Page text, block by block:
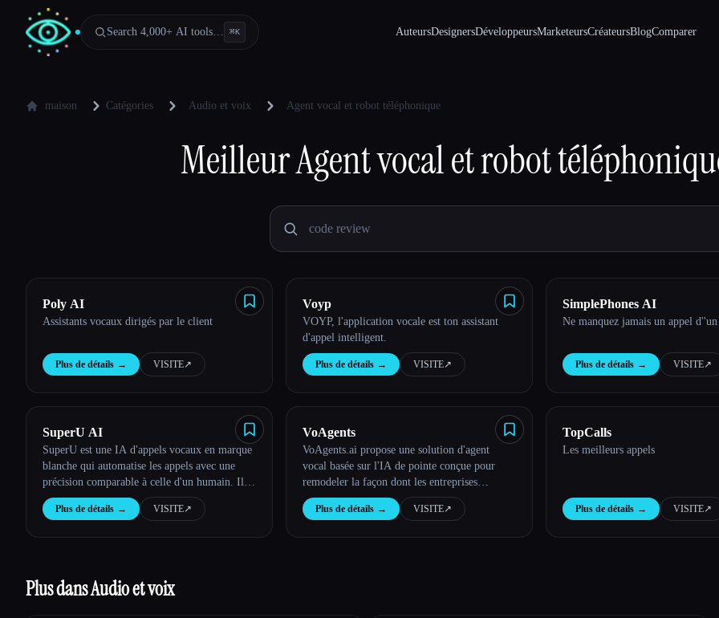
Search 4,000+ AI tools… ⌘K AuteursDesignersDéveloppeursMarketeursCréateursBlogComparer
maison Catégories Audio et voix Agent vocal et robot téléphonique
MeilleurAgent vocal et robot
Poly AI
Assistants vocaux dirigés par le client
Plus de détails → VISITE↗︎
Voyp
VOYP, l'application vocale est ton assistant
d'appel intelligent.
Plus de détails → VISITE↗︎
SimplePhones AI
Ne manquez jamais un appel
Plus de détails → VISITE↗︎
SuperU AI
SuperU est une IA d'appels vocaux en marque
blanche qui automatise les appels avec une
précision comparable à celle d'un humain. Il
permet de lancer des campagnes, de qualifier
des prospects et de gérer des conversations à
Plus de détails → VISITE↗︎
VoAgents
VoAgents.ai propose une solution d'agent
vocal basée sur l'IA de pointe conçue pour
remodeler la façon dont les entreprises
interagissent avec leurs clients.
Plus de détails → VISITE↗︎
TopCalls
Les meilleurs appels
Plus de détails → VISITE↗︎
Plus dans Audio et voix